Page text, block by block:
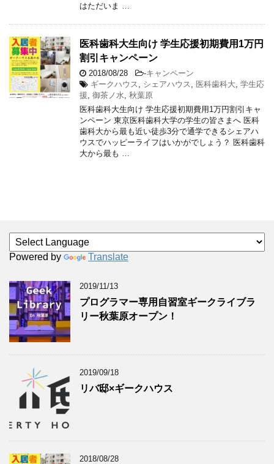
はただいま …
医科歯科大生向け 学生応援初期費用1万円
割引キャンペーン
2018/08/28 -キャンペーン
ギークハウス
シェアハウス 医科歯科大 学生応
援 御茶ノ水 秋葉原
医科歯科大生向け 学生応援初期費用1万円割引キャ
ンペーン 東京医科歯科大学の学生の皆さまへ 医科
歯科大から最も近い徒歩3分で通学できるシェアハ
ウスでハッピーライフはいかがでしょう？ 医科歯科
大から最も …
Powered by Translate
2019/11/13
プログラマー専用自習室ギークライブラ
リー秋葉原オープン！
2019/09/18
リバ邸×ギークハウス
2018/08/28